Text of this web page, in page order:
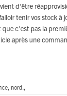
d'être
tenir vos stock à
c'est pas la
après une
nord.,